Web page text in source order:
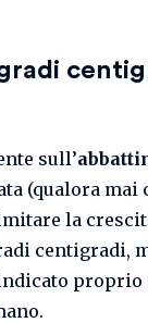
sull’
(qualora mai
la
centigradi,
proprio